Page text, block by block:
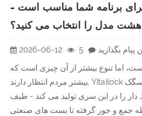
برنامه شما مناسب است -
هشت مدل را انتخاب می کنید؟
2026-06-12 5
پیام بگذارید
اما تنوع بیشتر از آن چیزی است که
بیشتر مردم انتظار دارند. Yitailock هشت مدل قفل قفل سگک
دار را در این سری تولید می کند - طیف J100 - که همه چیز را
جمع و جور گرفته تا بست های صنعتی